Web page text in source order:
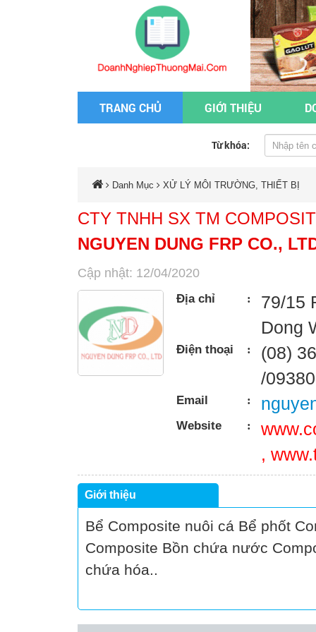
TRANG CHỦ GIỚI THIỆU
Từ khóa:
Danh Mục XỬ LÝ MÔI TRƯỜNG, THIẾT BỊ
CTY TNHH SX TM
NGUYEN DUNG FRP CO.,
Cập nhật: 12/04/2020
Địa chỉ :
79/15
Dong
Điện thoại :
(08)
/
Email :
Website :
,
Giới thiệu
Bể Composite nuôi cá Bể phốt
Composite Bồn chứa nước
chứa hóa..